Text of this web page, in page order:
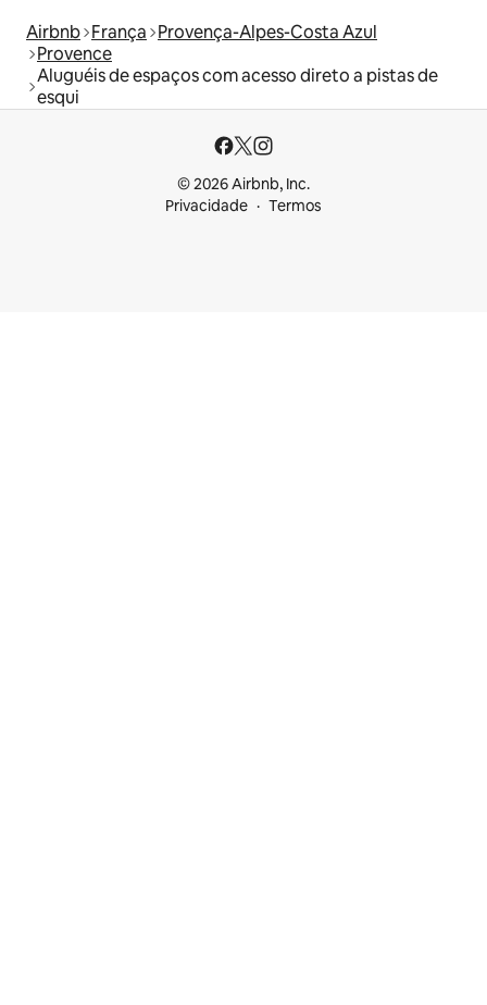
Airbnb França Provença-Alpes-Costa Azul
Provence
Aluguéis de espaços com acesso direto a pistas de
esqui
© 2026 Airbnb, Inc.
Privacidade
Termos